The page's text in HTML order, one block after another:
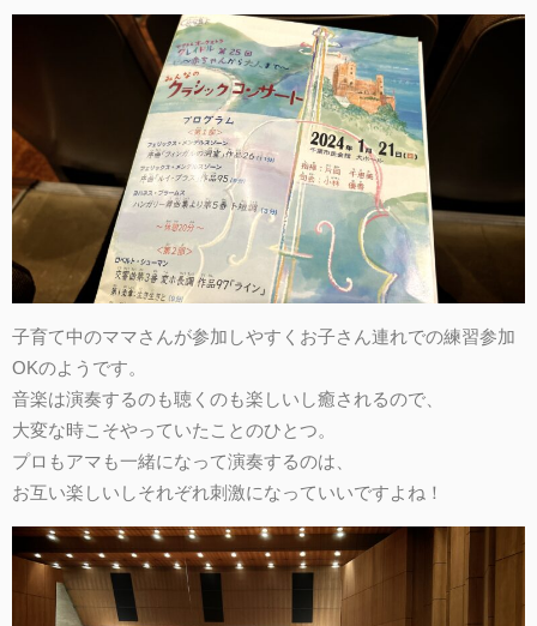
子育て中のママさんが参加しやすくお子さん連れでの練習参加
OKのようです。
音楽は演奏するのも聴くのも楽しいし癒されるので、
大変な時こそやっていたことのひとつ。
プロもアマも一緒になって演奏するのは、
お互い楽しいしそれぞれ刺激になっていいですよね！